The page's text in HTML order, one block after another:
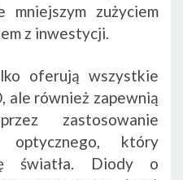
mniejszym zużyciem
z inwestycji.
oferują wszystkie
ale również zapewnią
zastosowanie
optycznego, który
światła. Diody o